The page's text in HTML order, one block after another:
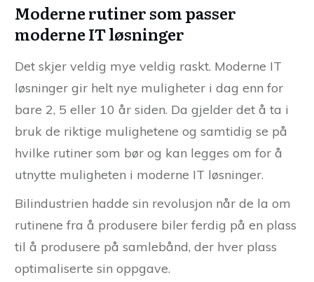
Moderne rutiner som passer
moderne IT løsninger
Det skjer veldig mye veldig raskt. Moderne IT
løsninger gir helt nye muligheter i dag enn for
bare 2, 5 eller 10 år siden. Da gjelder det å ta i
bruk de riktige mulighetene og samtidig se på
hvilke rutiner som bør og kan legges om for å
utnytte muligheten i moderne IT løsninger.
Bilindustrien hadde sin revolusjon når de la om
rutinene fra å produsere biler ferdig på en plass
til å produsere på samlebånd, der hver plass
optimaliserte sin oppgave.